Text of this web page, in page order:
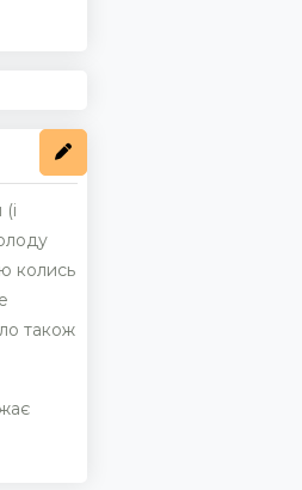
колись
також